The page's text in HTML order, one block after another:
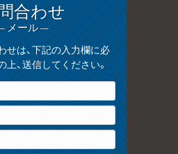
合わせ
メール —
せは、下記の入力欄に必
上、送信してください。